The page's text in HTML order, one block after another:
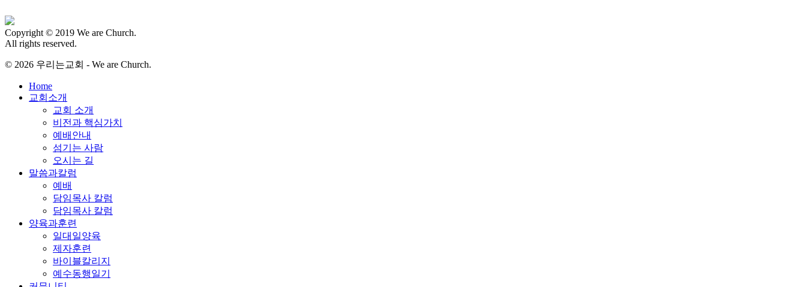
Copyright © 2019 We are Church.
All rights reserved.
© 2026 우리는교회 - We are Church.
Close
Menu
Home
교회소개
교회 소개
비전과 핵심가치
예배안내
섬기는 사람
오시는 길
말씀과칼럼
예배
담임목사 칼럼
담임목사 칼럼
양육과훈련
일대일양육
제자훈련
바이블칼리지
예수동행일기